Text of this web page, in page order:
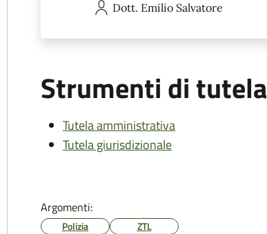
Dott. Emilio Salvatore
Strumenti di tutela
Tutela amministrativa
Tutela giurisdizionale
Argomenti:
Polizia ZTL